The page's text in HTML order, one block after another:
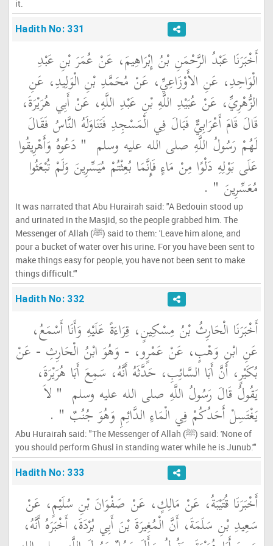
it.
Hadith No: 331
أَخْبَرَنَا عَبْدُ الرَّحْمَنِ بْنُ إِبْرَاهِيمَ، عَنْ عُمَرَ بْنِ عَبْدِ
الْوَاحِدِ، عَنِ الأَوْزَاعِيِّ، عَنْ مُحَمَّدِ بْنِ الْوَلِيدِ، عَنِ
الزُّهْرِيِّ، عَنْ عُبَيْدِ اللَّهِ بْنِ عَبْدِ اللَّهِ، عَنْ أَبِي هُرَيْرَةَ،
قَالَ قَامَ أَعْرَابِيٌّ فَبَالَ فِي الْمَسْجِدِ فَتَنَاوَلَهُ النَّاسُ فَقَالَ
لَهُمْ رَسُولُ اللَّهِ صلى الله عليه وسلم ‏ "‏ دَعُوهُ وَأَهْرِيقُوا
عَلَى بَوْلِهِ دَلْوًا مِنْ مَاءٍ فَإِنَّمَا بُعِثْتُمْ مُيَسِّرِينَ وَلَمْ تُبْعَثُوا
مُعَسِّرِينَ ‏" ‏ ‏.‏
It was narrated that Abu Hurairah said: "A Bedouin stood up
and urinated in the Masjid, so the people grabbed him. The
Messenger of Allah (ﷺ) said to them: 'Leave him alone, and
pour a bucket of water over his urine. For you have been sent to
make things easy for people, you have not been sent to make
things difficult.'"
Hadith No: 332
أَخْبَرَنَا الْحَارِثُ بْنُ مِسْكِينٍ، قِرَاءَةً عَلَيْهِ وَأَنَا أَسْمَعُ،
عَنِ ابْنِ وَهْبٍ، عَنْ عَمْرٍو، - وَهُوَ ابْنُ الْحَارِثِ - عَنْ
بُكَيْرٍ، أَنَّ أَبَا السَّائِبِ، حَدَّثَهُ أَنَّهُ، سَمِعَ أَبَا هُرَيْرَةَ،
يَقُولُ قَالَ رَسُولُ اللَّهِ صلى الله عليه وسلم ‏ "‏ لاَ
يَغْتَسِلْ أَحَدُكُمْ فِي الْمَاءِ الدَّائِمِ وَهُوَ جُنُبٌ ‏" ‏ ‏.‏
Abu Hurairah said: "The Messenger of Allah (ﷺ) said: 'None of
you should perform Ghusl in standing water while he is Junub.'"
Hadith No: 333
أَخْبَرَنَا قُتَيْبَةُ، عَنْ مَالِكٍ، عَنْ صَفْوَانَ بْنِ سُلَيْمٍ، عَنْ
سَعِيدِ بْنِ سَلَمَةَ، أَنَّ الْمُغِيرَةَ بْنَ أَبِي بُرْدَةَ، أَخْبَرَهُ أَنَّهُ،